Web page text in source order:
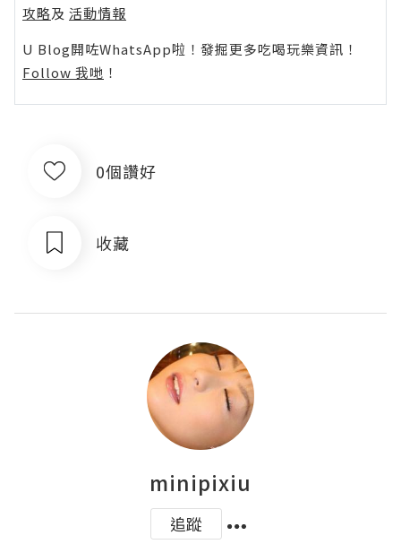
攻略及 活動情報
U Blog開咗WhatsApp啦！發掘更多吃喝玩樂資訊！
Follow 我哋 ！
0個讚好
收藏
minipixiu
追蹤